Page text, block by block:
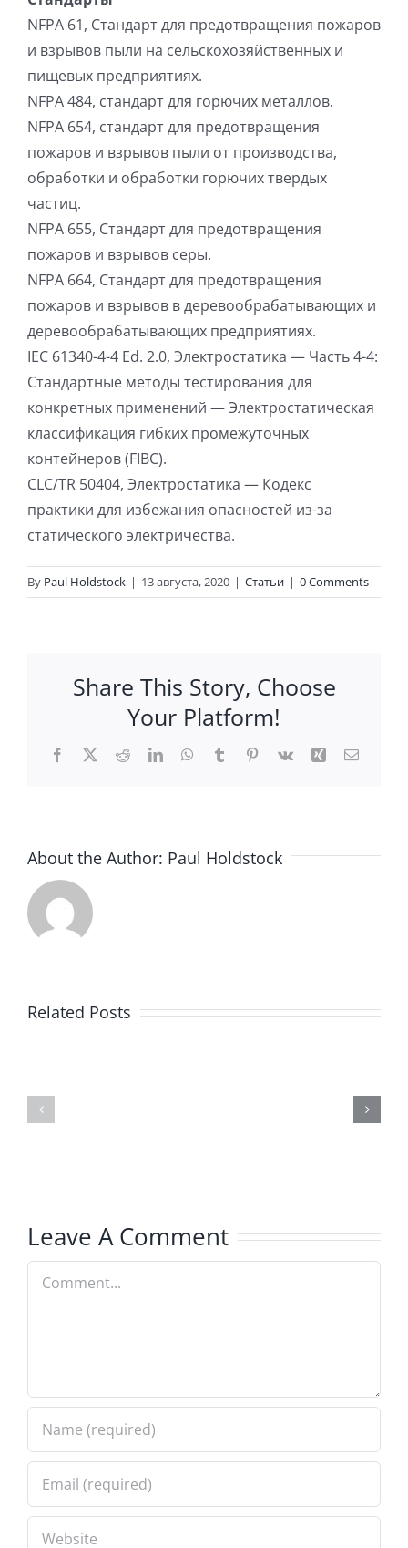
NFPA 61, Стандарт для предотвращения пожаров
и взрывов пыли на сельскохозяйственных и
пищевых предприятиях.
NFPA 484, стандарт для горючих металлов.
NFPA 654, стандарт для предотвращения
пожаров и взрывов пыли от производства,
обработки и обработки горючих твердых
частиц.
NFPA 655, Стандарт для предотвращения
пожаров и взрывов серы.
NFPA 664, Стандарт для предотвращения
пожаров и взрывов в деревообрабатывающих и
деревообрабатывающих предприятиях.
IEC 61340-4-4 Ed. 2.0, Электростатика — Часть 4-4:
Стандартные методы тестирования для
конкретных применений — Электростатическая
классификация гибких промежуточных
контейнеров (FIBC).
CLC/TR 50404, Электростатика — Кодекс
практики для избежания опасностей из-за
статического электричества.
By Paul Holdstock | 13 августа, 2020 | Статьи | 0 Comments
Share This Story, Choose
Your Platform!
Facebook
X RedditLinkedInWhatsApp
TumblrPinterest
Vk Xing Email
About the Author: Paul Holdstock
Related Posts
Новые
FIBC
Leave A Comment
Comment